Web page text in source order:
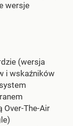
wersje
(wersja
i wskaźników
Over-The-Air